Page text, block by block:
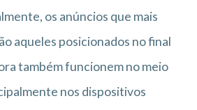
os anúncios que mais
aqueles posicionados no final
também funcionem no meio
nos dispositivos